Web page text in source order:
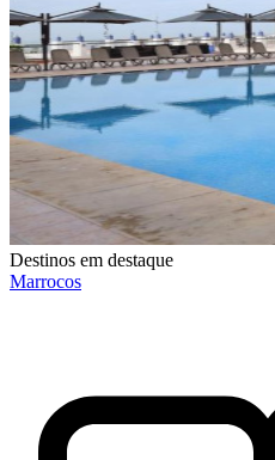
Destinos em destaque
Marrocos